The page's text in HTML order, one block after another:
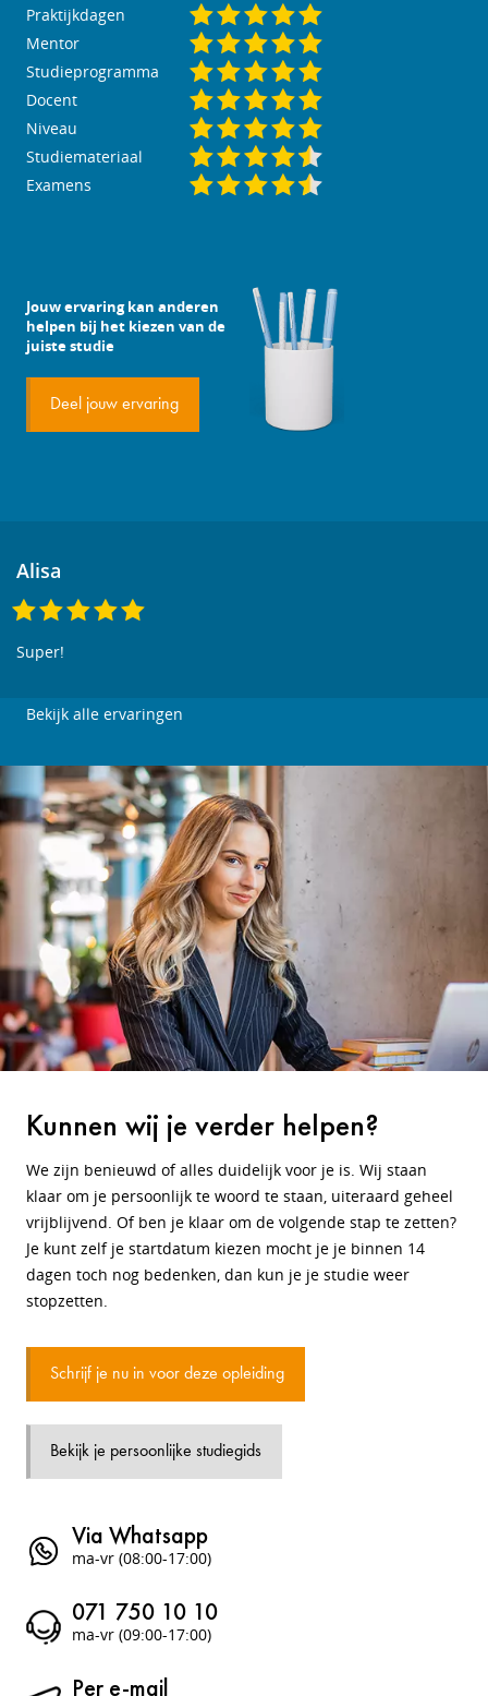
Praktijkdagen
Mentor
Studieprogramma
Docent
Niveau
Studiemateriaal
Examens
Jouw ervaring kan anderen
helpen bij het kiezen van de
juiste studie
Deel jouw ervaring
Alisa
Super!
Bekijk alle ervaringen
Kunnen wij je verder helpen?
We zijn benieuwd of alles duidelijk voor je is. Wij staan
klaar om je persoonlijk te woord te staan, uiteraard geheel
vrijblijvend. Of ben je klaar om de volgende stap te zetten?
Je kunt zelf je startdatum kiezen mocht je je binnen 14
dagen toch nog bedenken, dan kun je je studie weer
stopzetten.
Schrijf je nu in voor deze opleiding
Bekijk je persoonlijke studiegids
Via Whatsapp
ma-vr (08:00-17:00)
071 750 10 10
ma-vr (09:00-17:00)
Per e-mail